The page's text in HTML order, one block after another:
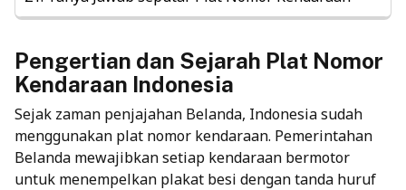
Pengertian dan Sejarah Plat Nomor
Kendaraan Indonesia
Sejak zaman penjajahan Belanda, Indonesia sudah
menggunakan plat nomor kendaraan. Pemerintahan
Belanda mewajibkan setiap kendaraan bermotor
untuk menempelkan plakat besi dengan tanda huruf